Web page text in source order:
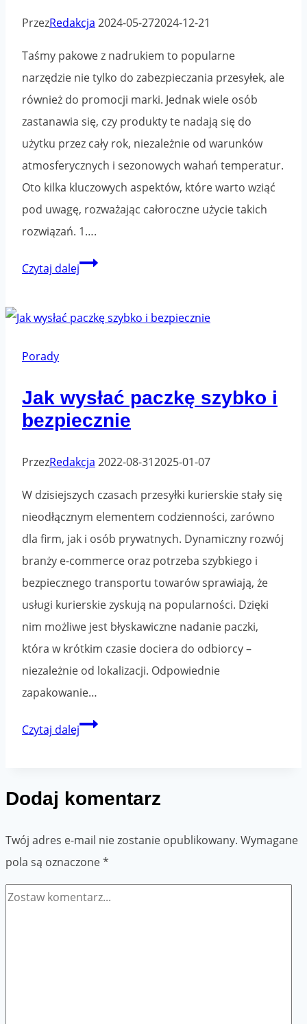
PrzezRedakcja 2024-05-272024-12-21
Taśmy pakowe z nadrukiem to popularne
narzędzie nie tylko do zabezpieczania przesyłek, ale
również do promocji marki. Jednak wiele osób
zastanawia się, czy produkty te nadają się do
użytku przez cały rok, niezależnie od warunków
atmosferycznych i sezonowych wahań temperatur.
Oto kilka kluczowych aspektów, które warto wziąć
pod uwagę, rozważając całoroczne użycie takich
rozwiązań. 1….
Czytaj dalejCzy
używać
przez
rok?
Porady
Jak wysłać paczkę szybko i
bezpiecznie
PrzezRedakcja 2022-08-312025-01-07
W dzisiejszych czasach przesyłki kurierskie stały się
nieodłącznym elementem codzienności, zarówno
dla firm, jak i osób prywatnych. Dynamiczny rozwój
branży e-commerce oraz potrzeba szybkiego i
bezpiecznego transportu towarów sprawiają, że
usługi kurierskie zyskują na popularności. Dzięki
nim możliwe jest błyskawiczne nadanie paczki,
która w krótkim czasie dociera do odbiorcy –
niezależnie od lokalizacji. Odpowiednie
zapakowanie…
Czytaj dalejJak
bezpiecznie
Dodaj komentarz
Twój adres e-mail nie zostanie opublikowany. Wymagane
pola są oznaczone*